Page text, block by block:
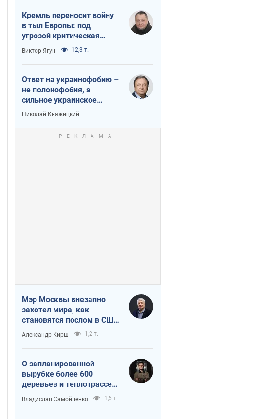
Кремль переносит войну
в тыл Европы: под
угрозой критическая
логистика
Виктор Ягун 12,3 т.
Ответ на украинофобию –
не полонофобия, а
сильное украинское
государство
Николай Княжицкий
Мэр Москвы внезапно
захотел мира, как
становятся послом в США
и новые украинские топ-
рейтинги
Александр Кирш 1,2 т.
О запланированной
вырубке более 600
деревьев и теплотрассе:
что происходит на
Теремках в Киеве
Владислав Самойленко 1,6 т.